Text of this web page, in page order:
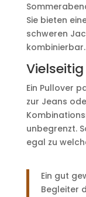
Sie bieten
schweren
kombinierbar.
Ein Pullover
zur Jeans
unbegrenzt.
egal zu
Ein gut
Begleiter